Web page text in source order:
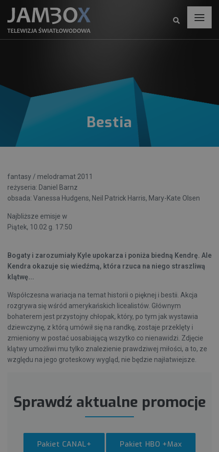
Bestia
fantasy / melodramat 2011
reżyseria: Daniel Barnz
obsada: Vanessa Hudgens, Neil Patrick Harris, Mary-Kate Olsen
Najbliższe emisje w
Piątek, 10.02 g. 17:50
Bogaty i zarozumiały Kyle upokarza i poniża biedną Kendrę. Ale
Kendra okazuje się wiedźmą, która rzuca na niego straszliwą
klątwę...
Współczesna wariacja na temat historii o pięknej i bestii. Akcja
rozgrywa się wśród amerykańskich licealistów. Głównym
bohaterem jest przystojny chłopak, który, po tym jak wystawia
dziewczynę, z którą umówił się na randkę, zostaje przeklęty i
zmieniony w postać uosabiającą wszytko co nienawidzi. Zdjęcie
klątwy umożliwi mu tylko znalezienie prawdziwej miłości, a to, ze
względu na jego groteskowy wygląd, nie będzie najłatwiejsze.
Sprawdź aktualne promocje
Pakiet CANAL+ Pakiet HBO +Max